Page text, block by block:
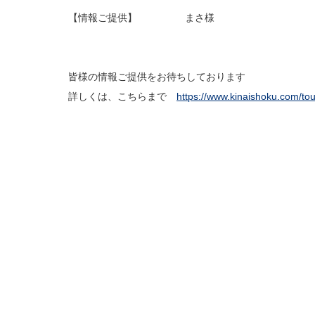
【情報ご提供】 まさ様
皆様の情報ご提供をお待ちしております
詳しくは、こちらまで https://www.kinaishoku.com/